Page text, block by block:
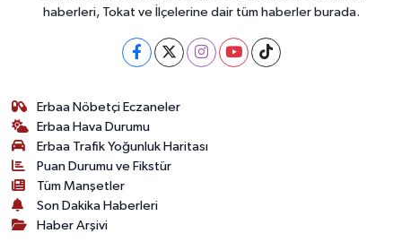
haberleri, Tokat ve İlçelerine dair tüm haberler burada.
Erbaa Nöbetçi Eczaneler
Erbaa Hava Durumu
Erbaa Trafik Yoğunluk Haritası
Puan Durumu ve Fikstür
Tüm Manşetler
Son Dakika Haberleri
Haber Arşivi